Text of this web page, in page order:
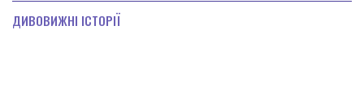
ДИВОВИЖНІ ІСТОРІЇ